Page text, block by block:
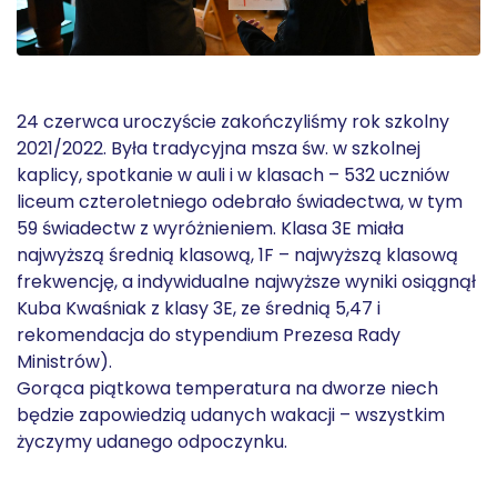
24 czerwca uroczyście zakończyliśmy rok szkolny
2021/2022. Była tradycyjna msza św. w szkolnej
kaplicy, spotkanie w auli i w klasach – 532 uczniów
liceum czteroletniego odebrało świadectwa, w tym
59 świadectw z wyróżnieniem. Klasa 3E miała
najwyższą średnią klasową, 1F – najwyższą klasową
frekwencję, a indywidualne najwyższe wyniki osiągnął
Kuba Kwaśniak z klasy 3E, ze średnią 5,47 i
rekomendacja do stypendium Prezesa Rady
Ministrów).
Gorąca piątkowa temperatura na dworze niech
będzie zapowiedzią udanych wakacji – wszystkim
życzymy udanego odpoczynku.